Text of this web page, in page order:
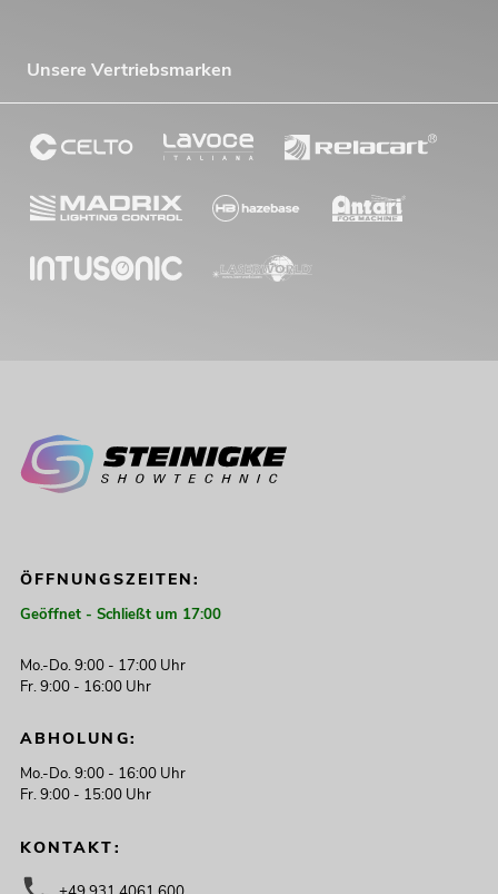
Unsere Vertriebsmarken
ÖFFNUNGSZEITEN:
Geöffnet - Schließt um 17:00
Mo.-Do. 9:00 - 17:00 Uhr
Fr. 9:00 - 16:00 Uhr
ABHOLUNG:
Mo.-Do. 9:00 - 16:00 Uhr
Fr. 9:00 - 15:00 Uhr
KONTAKT: